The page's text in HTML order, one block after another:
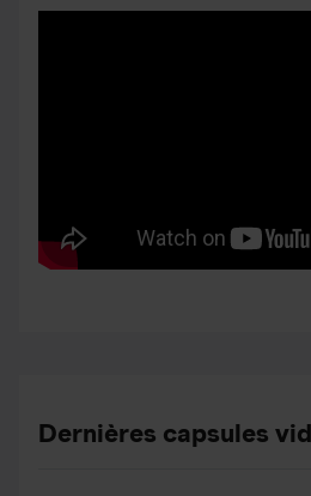
Dernières capsules